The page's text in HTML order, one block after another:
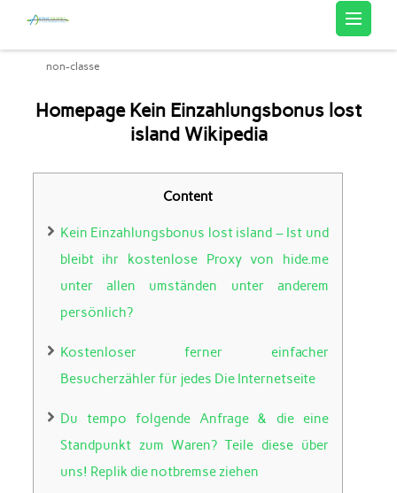
non-classe
Homepage Kein Einzahlungsbonus lost
island Wikipedia
Content
Kein Einzahlungsbonus lost island – Ist und
bleibt ihr kostenlose Proxy von hide.me
unter allen umständen unter anderem
persönlich?
Kostenloser ferner einfacher
Besucherzähler für jedes Die Internetseite
Du tempo folgende Anfrage & die eine
Standpunkt zum Waren? Teile diese über
uns! Replik die notbremse ziehen